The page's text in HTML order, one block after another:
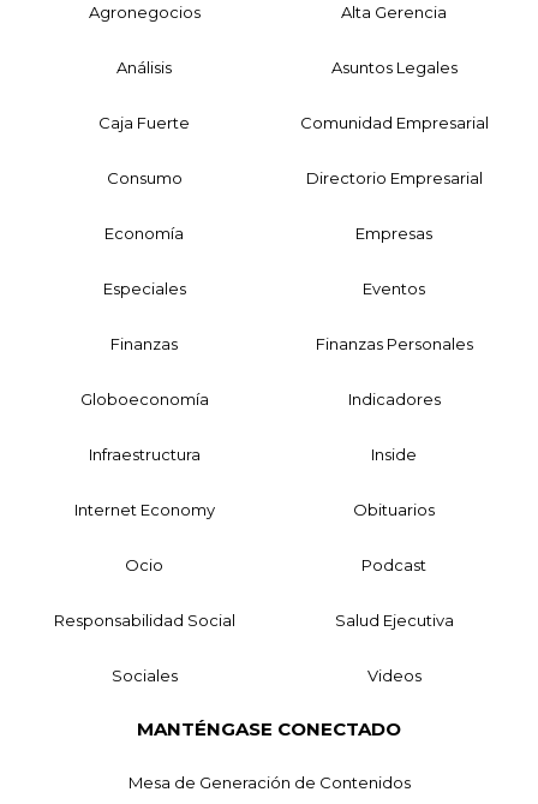
Agronegocios Alta Gerencia
Análisis Asuntos Legales
Caja Fuerte Comunidad Empresarial
Consumo Directorio Empresarial
Economía Empresas
Especiales Eventos
Finanzas Finanzas Personales
Globoeconomía Indicadores
Infraestructura Inside
Internet Economy Obituarios
Ocio Podcast
Responsabilidad Social Salud Ejecutiva
Sociales Videos
MANTÉNGASE CONECTADO
Mesa de Generación de Contenidos